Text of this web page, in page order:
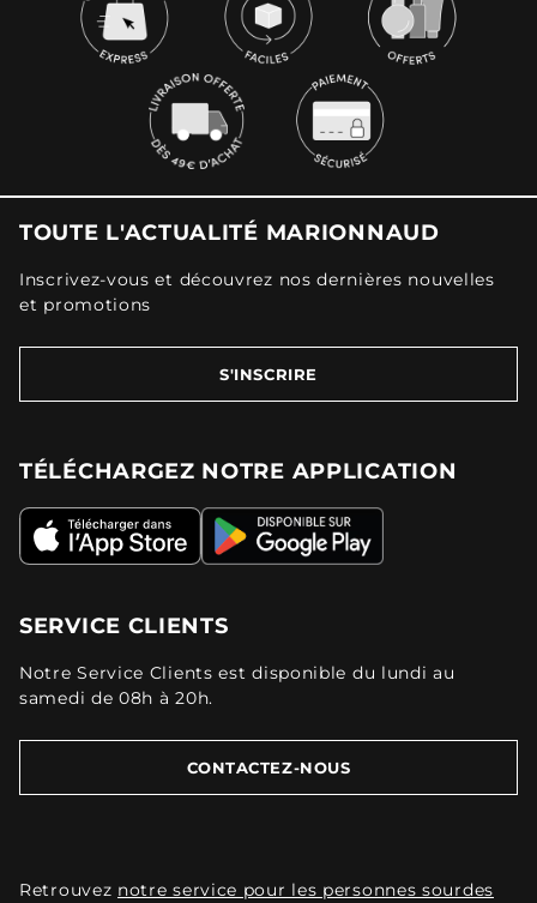
TOUTE L'ACTUALITÉ MARIONNAUD
Inscrivez-vous et découvrez nos dernières nouvelles
et promotions
S'INSCRIRE
TÉLÉCHARGEZ NOTRE APPLICATION
SERVICE CLIENTS
Notre Service Clients est disponible du lundi au
samedi de 08h à 20h.
CONTACTEZ-NOUS
Retrouvez notre service pour les personnes sourdes